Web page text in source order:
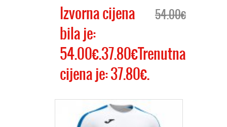
54.00€
Izvorna cijena
bila je:
54.00€.37.80€Trenutna
cijena je: 37.80€.